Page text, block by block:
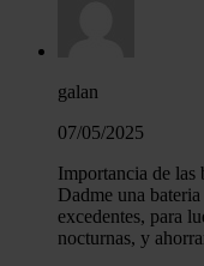
galan
07/05/2025
Importancia de las
Dadme una
excedentes, para
nocturnas, y